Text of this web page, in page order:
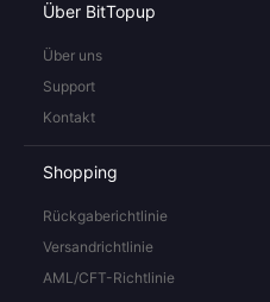
Über BitTopup
Über uns
Support
Kontakt
Shopping
Rückgaberichtlinie
Versandrichtlinie
AML/CFT-Richtlinie